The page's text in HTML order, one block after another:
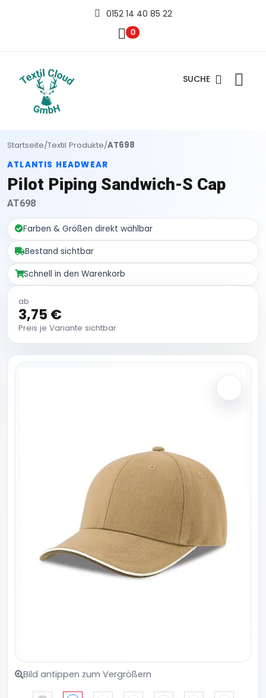
0152 14 40 85 22
0
SUCHE
Startseite/Textil Produkte/AT698
ATLANTIS HEADWEAR
Pilot Piping Sandwich-S Cap
AT698
Farben & Größen direkt wählbar
Bestand sichtbar
Schnell in den Warenkorb
ab
3,75 €
Preis je Variante sichtbar
Bild antippen zum Vergrößern